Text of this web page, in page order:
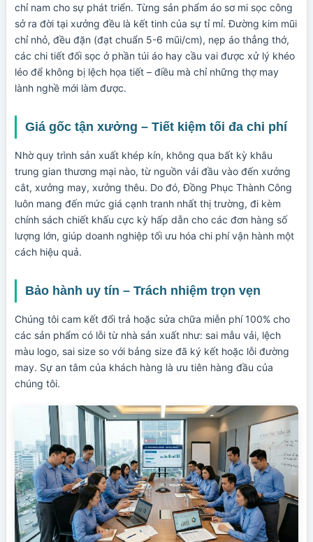
chỉ nam cho sự phát triển. Từng sản phẩm áo sơ mi sọc công
sở ra đời tại xưởng đều là kết tinh của sự tỉ mỉ. Đường kim mũi
chỉ nhỏ, đều đặn (đạt chuẩn 5-6 mũi/cm), nẹp áo thẳng thớ,
các chi tiết đối sọc ở phần túi áo hay cầu vai được xử lý khéo
léo để không bị lệch họa tiết – điều mà chỉ những thợ may
lành nghề mới làm được.
Giá gốc tận xưởng – Tiết kiệm tối đa chi phí
Nhờ quy trình sản xuất khép kín, không qua bất kỳ khâu
trung gian thương mại nào, từ nguồn vải đầu vào đến xưởng
cắt, xưởng may, xưởng thêu. Do đó, Đồng Phục Thành Công
luôn mang đến mức giá cạnh tranh nhất thị trường, đi kèm
chính sách chiết khấu cực kỳ hấp dẫn cho các đơn hàng số
lượng lớn, giúp doanh nghiệp tối ưu hóa chi phí vận hành một
cách hiệu quả.
Bảo hành uy tín – Trách nhiệm trọn vẹn
Chúng tôi cam kết đổi trả hoặc sửa chữa miễn phí 100% cho
các sản phẩm có lỗi từ nhà sản xuất như: sai mẫu vải, lệch
màu logo, sai size so với bảng size đã ký kết hoặc lỗi đường
may. Sự an tâm của khách hàng là ưu tiên hàng đầu của
chúng tôi.